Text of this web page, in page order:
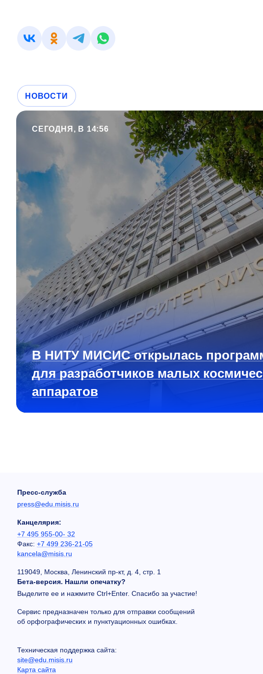
НОВОСТИ
СЕГОДНЯ, В 14:56
В НИТУ МИСИС открылась
для разработчиков малых
аппаратов
Пресс-служба
press@edu.misis.ru
Канцелярия:
+7 495 955-00- 32
Факс: +7 499 236-21-05
kancela@misis.ru
119049, Москва, Ленинский пр-кт, д. 4, стр. 1
Бета-версия. Нашли опечатку?
Выделите ее и нажмите Ctrl+Enter. Спасибо за участие!
Сервис предназначен только для отправки сообщений
об орфографических и пунктуационных ошибках.
Техническая поддержка сайта:
site@edu.misis.ru
Карта сайта